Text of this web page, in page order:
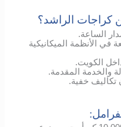
كراجات الراشد؟
الساعة.
في الأنظمة الميكانيكية
الكويت.
والخدمة المقدمة.
تكاليف خفية.